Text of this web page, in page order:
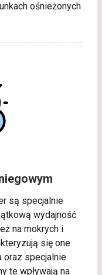
ośnieżonych
są specjalnie
wydajność
na mokrych i
się one
oraz specjalnie
te wpływają na